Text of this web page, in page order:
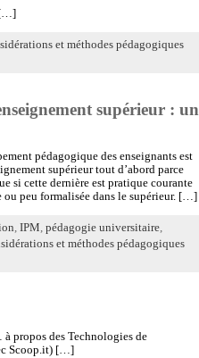
[…]
et méthodes pédagogiques
supérieur : un
pédagogique des enseignants est
supérieur tout d’abord parce
si cette dernière est pratique courante
ou peu formalisée dans le supérieur. […]
, IPM, pédagogie universitaire,
et méthodes pédagogiques
propos des Technologies de
Scoop.it) […]